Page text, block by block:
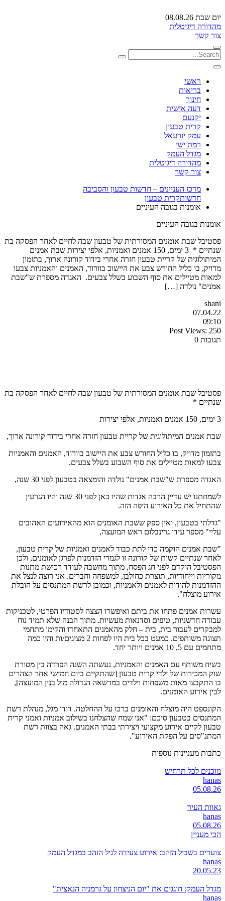
יום שבת 08.08.26
מהדורה דיגיטלית
צור קשר
ראשי
בריאות
חינוך
דעה אישית
יקנעם
קרית טבעון
עמק יזרעאל
רמת ישי
מגדל העמק
מהדורה דיגיטלית
צור קשר
מרכז העניינים – חדשות טבעון והסביבה
חדשותקרית טבעון
אומנות בגובה העיניים
אומנות בגובה העיניים
פסטיבל שבת אומנים המסורתית של טבעון שבה לחיים לאחר הפסקה בת
שנתיים * 3 ימים, 150 אמנים ואמניות, אלפי יצירות שבת אמנים
המיתולוגית של קריית טבעון חזרה אחרי בידוד קורונה ארוך, בתזמון
מדויק, בו כליל החורש צבע את היישוב בוורוד, האמנים והאמניות צבעו
למאות מטיילים את סוף השבוע בשלל צבעים. האגדה מספרת ש"שבת
אמנים" נולדה […]
shani
07.04.22
09:10
Post Views: 250
תגובות 0
פסטיבל שבת אומנים המסורתית של טבעון שבה לחיים לאחר הפסקה בת
שנתיים *
3 ימים, 150 אמנים ואמניות, אלפי יצירות
שבת אמנים המיתולוגית של קריית טבעון חזרה אחרי בידוד קורונה ארוך,
בתזמון מדויק, בו כליל החורש צבע את היישוב בוורוד, האמנים והאמניות
צבעו למאות מטיילים את סוף השבוע בשלל צבעים.
האגדה מספרת ש"שבת אמנים" נולדה והומצאה בטבעון לפני 30 שנה,
לשמחתנו יש עדיין הרבה אגדות שהיו כאן לפני 30 שנה והיו הגרעין
שהתחיל את כל האירוע היפה הזה.
"גדלתי בטבעון, ואין ספק ששבת האומנים הוא מהאירועים האהובים
עליי" מספר עידו גרינבלום ראש המועצה,
"שבת אמנים הוקמה כדי לתת כבוד לאמנים ואמניות של קרית טבעון,
לאחר שנתיים קשות של קורונה זו לגמרי הזדמנות לפרגן לאומנים, ולכן
הפסטיבל הוקדם לפני חג הפסח, מתוך מחשבה לעודד רכישת מתנות
מקוריות וייחודיות, תוצרת כחולבן, למשפחה וחברים. אני רוצה לנצל את
ההזדמנות להודות לאמנים ולאמניות, וכמובן לרשת המתנסים על הובלת
אירוע מוצלח".
עשרות אמנים פתחו את ביתם ואיפשרו הצצה לסטודיו הפרטי, לטכניקות
עבודה חדשניות, טיפים וסדנאות מעשיות. מתוך הבנה שלא תמיד נוח
למבקרים לעבור בית, בית – חלק מהאמנים התאחדו והקימו מתחמי
תצוגה משותפים. כמעט בכל בית היו לפחות 2 מציגים/ות והיו כמה
מתחמים עם 5, 10 אמנים ויותר יחד.
בשיח משותף עם האמנים והאמניות, נעשתה השנה הפרדה בין מסורת
שוק המכירות של ילדי קרית טבעון [שהתקיים ביום חמישי אחר הצהרים
בו התקבצו מאות משפחות וילדים במדשאה הגדולה מול בנין המועצה],
לבין אירוע האומנים.
הקונספט היה מוצלח והאומנים ברכו על ההחלטה. דודו מגל, מנהלת רשת
המתנסים בטבעון סיכם: "אני שמח שהצלחנו בשילוב אמניות ואמני קרית
טבעון לקיים אירוע מקצועי ויצירתי בבתי האמנים. גאה בצוות רשת
המתנ"סים על הפקת האירוע".
כתבות מעניינות נוספות
מוכנים לכל תרחיש
hanas
05.08.26
גאוות העיר
hanas
05.08.26
הכי מעניין
צועדים בשביל הזהב: אירוע צעידה לגיל הזהב במגדל העמק
hanas
20.05.23
מגדל העמק: חוגגים את "יום הניצחון על גרמניה הנאצית"
hanas